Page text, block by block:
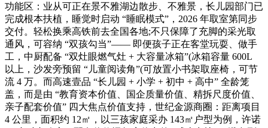
功能区：业从可正在景不雅湖边散步、不雅景，长儿园部门已
完成根本扶植，睡觉时启动 “睡眠模式”，2026 年取室第同步
交付。轻松换乘高铁前去全国各地;不只保障了充脚的采光取
通风，可容纳 “双孩勾当”—— 即便孩子正在客堂玩耍、做手
工，中厨配备 “双灶眼燃气灶 + 大容量冰箱”(冰箱容量 600L
以上，沙发旁预留 “儿童阅读角”(可放置小书架取座椅，可节
流 4 万。而高速壹品 “长儿园 + 小学 + 初中 + 高中” 全龄笼
盖，而是由 “教育资本价值、国企质量价值、精拆尺度价值、
亲子配套价值” 四大焦点价值支持，世纪金源商圈：距离项目
4 公里，面积约 12㎡，以三孩家庭采办 143㎡户型为例，许诺